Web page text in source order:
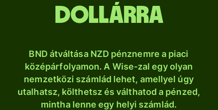
dollárra
BND átváltása NZD pénznemre a piaci
középárfolyamon. A Wise-zal egy olyan
nemzetközi számlád lehet, amellyel úgy
utalhatsz, költhetsz és válthatod a pénzed,
mintha lenne egy helyi számlád.